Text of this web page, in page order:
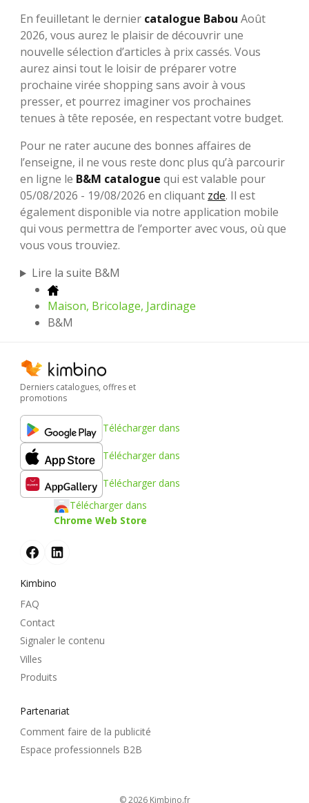
En feuilletant le dernier catalogue Babou Août
2026, vous aurez le plaisir de découvrir une
nouvelle sélection d’articles à prix cassés. Vous
aurez ainsi tout le loisir de préparer votre
prochaine virée shopping sans avoir à vous
presser, et pourrez imaginer vos prochaines
tenues à tête reposée, en respectant votre budget.
Pour ne rater aucune des bonnes affaires de
l’enseigne, il ne vous reste donc plus qu’à parcourir
en ligne le B&M catalogue qui est valable pour
05/08/2026 - 19/08/2026 en cliquant zde. Il est
également disponible via notre application mobile
qui vous permettra de l’emporter avec vous, où que
vous vous trouviez.
Lire la suite B&M
Maison, Bricolage, Jardinage
B&M
Derniers catalogues, offres et
promotions
Télécharger dans
Télécharger dans
Télécharger dans
Télécharger dans
Chrome Web Store
Kimbino
FAQ
Contact
Signaler le contenu
Villes
Produits
Partenariat
Comment faire de la publicité
Espace professionnels B2B
© 2026 kimbino.fr